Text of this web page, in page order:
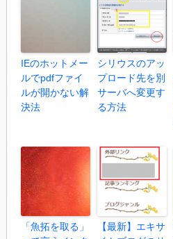
IEのホットメー
ルでpdfファイ
ルが開かない解
決法
シリウスのアッ
プロード先を別
サーバへ変更す
る方法
「魚拓を取る」
【最新】エキサ